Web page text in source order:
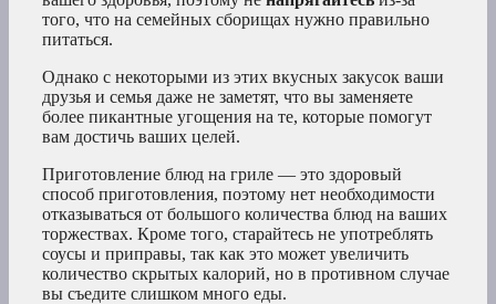
того, что на семейных сборищах нужно правильно
питаться.
Однако с некоторыми из этих вкусных закусок ваши
друзья и семья даже не заметят, что вы заменяете
более пикантные угощения на те, которые помогут
вам достичь ваших целей.
Приготовление блюд на гриле — это здоровый
способ приготовления, поэтому нет необходимости
отказываться от большого количества блюд на ваших
торжествах. Кроме того, старайтесь не употреблять
соусы и приправы, так как это может увеличить
количество скрытых калорий, но в противном случае
вы съедите слишком много еды.